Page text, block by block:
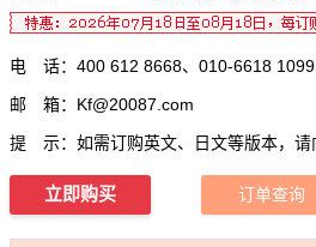
电 话：400 612 8668、010-6618
邮 箱： Kf@20087.com
提 示：如需订购英文、日文等版本，请
立即购买 订单查询